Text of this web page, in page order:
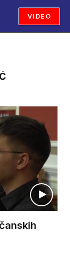
VIDEO